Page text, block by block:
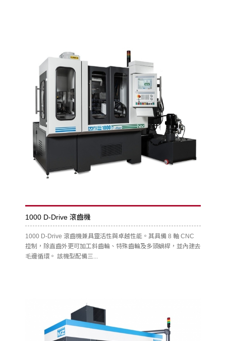
1000 D-Drive 滾齒機
1000 D-Drive 滾齒機兼具靈活性與卓越性能。其具備 8 軸 CNC
控制，除直齒外更可加工斜齒輪、特殊齒輪及多頭蝸桿，並內建去
毛邊循環。 該機型配備三...